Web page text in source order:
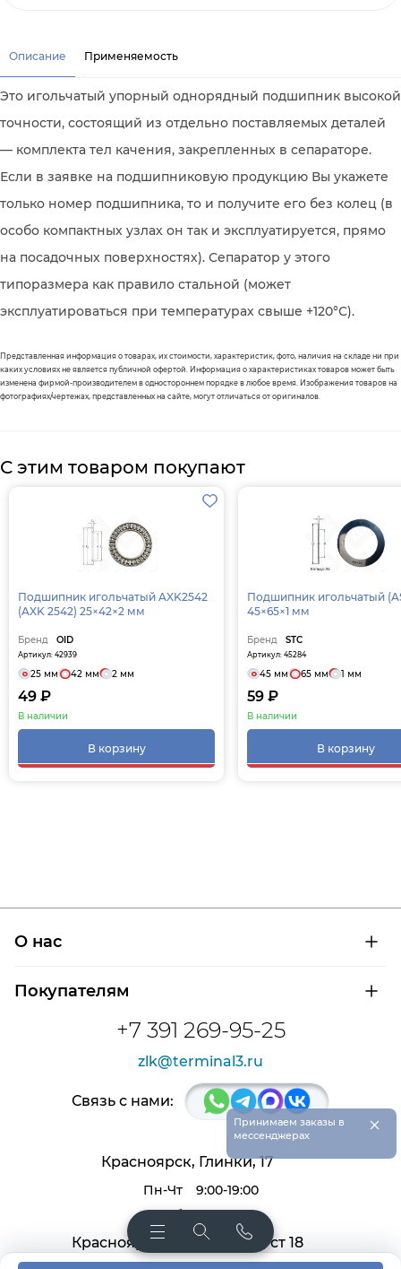
Описание Применяемость
Это игольчатый упорный однорядный подшипник высокой
точности, состоящий из отдельно поставляемых деталей
— комплекта тел качения, закрепленных в сепараторе.
Если в заявке на подшипниковую продукцию Вы укажете
только номер подшипника, то и получите его без колец (в
особо компактных узлах он так и эксплуатируется, прямо
на посадочных поверхностях). Сепаратор у этого
типоразмера как правило стальной (может
эксплуатироваться при температурах свыше +120°С).
Представленная информация о товарах, их стоимости, характеристик, фото, наличия на складе ни при
каких условиях не является публичной офертой. Информация о характеристиках товаров может быть
изменена фирмой-производителем в одностороннем порядке в любое время. Изображения товаров на
фотографиях/чертежах, представленных на сайте, могут отличаться от оригиналов.
С этим товаром покупают
Подшипник игольчатый AXK2542
(AXK 2542) 25×42×2 мм
Бренд OID
Артикул: 42939
25 мм 42 мм 2 мм
49 ₽
В наличии
В корзину
Подшипник игольчатый (AS4565)
45×65×1 мм
Бренд STC
Артикул: 45284
45 мм 65 мм 1 мм
59 ₽
В наличии
В корзину
+7 391 269-95-25
zlk@terminal3.ru
О нас
Сертификаты на продукцию
Покупателям
Доставка и оплата
Расшифровка маркировки подшипников
Связь с нами:
Красноярск, Глинки, 17
Пн-Чт
9:00-19:00
Пт, Сб
9:00-18:00
Красноярск, Крас. раб. 27, ст 18
Принимаем заказы в
мессенджерах
×